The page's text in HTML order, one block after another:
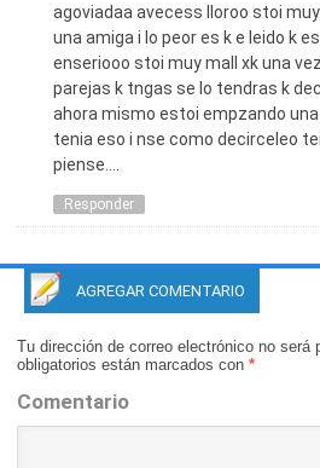
agoviadaa avecess lloroo stoi
una amiga i lo peor es k e leido k
enseriooo stoi muy mall xk una
parejas k tngas se lo tendras k
ahora mismo estoi empzando
tenia eso i nse como decirceleo
piense….
Responder
AGREGAR COMENTARIO
Tu dirección de correo electrónico no será
obligatorios están marcados con *
Comentario